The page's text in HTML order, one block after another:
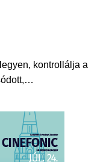
kontrollálja a